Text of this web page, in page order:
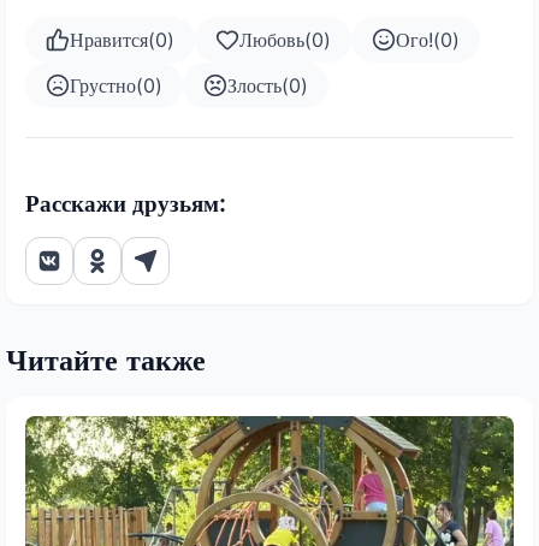
Нравится(0) Любовь(0) Ого!(0)
Грустно(0) Злость(0)
Расскажи друзьям:
Читайте также